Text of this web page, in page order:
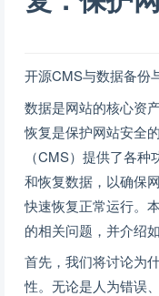
开源CMS与数据备份
数据是网站的核心资
恢复是保护网站安全
（CMS）提供了各
和恢复数据，以确保
快速恢复正常运行。
的相关问题，并介绍
首先，我们将讨论为
性。无论是人为错误